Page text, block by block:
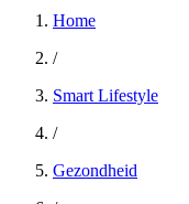
Home
/
Smart Lifestyle
/
Gezondheid